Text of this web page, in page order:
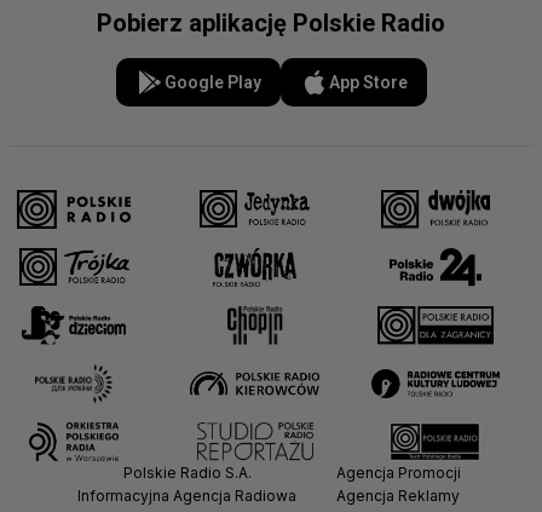
Pobierz aplikację Polskie Radio
Google Play App Store
Polskie Radio S.A.
Informacyjna Agencja Radiowa
Agencja Promocji
Agencja Reklamy